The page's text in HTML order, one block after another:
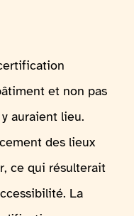
et non pas
auraient lieu.
des lieux
ce qui résulterait
La